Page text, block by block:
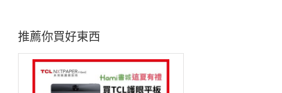
推薦你買好東西